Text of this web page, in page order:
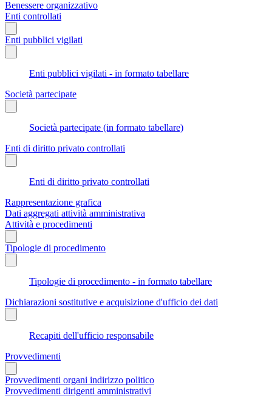
Benessere organizzativo
Enti controllati
Enti pubblici vigilati
Enti pubblici vigilati - in formato tabellare
Società partecipate
Società partecipate (in formato tabellare)
Enti di diritto privato controllati
Enti di diritto privato controllati
Rappresentazione grafica
Dati aggregati attività amministrativa
Attività e procedimenti
Tipologie di procedimento
Tipologie di procedimento - in formato tabellare
Dichiarazioni sostitutive e acquisizione d'ufficio dei dati
Recapiti dell'ufficio responsabile
Provvedimenti
Provvedimenti organi indirizzo politico
Provvedimenti dirigenti amministrativi